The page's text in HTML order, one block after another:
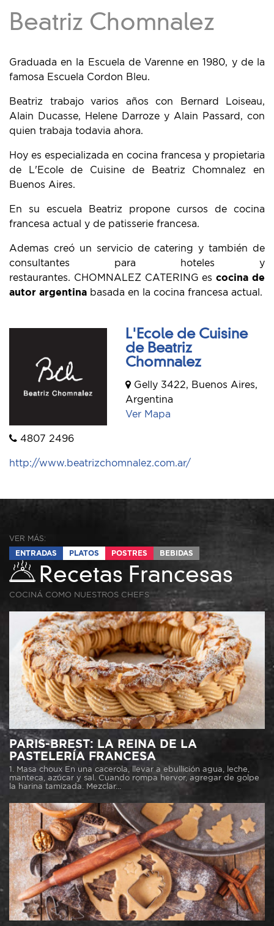
Beatriz Chomnalez
Graduada en la Escuela de Varenne en 1980, y de la
famosa Escuela Cordon Bleu.
Beatriz trabajo varios años con Bernard Loiseau,
Alain Ducasse, Helene Darroze y Alain Passard, con
quien trabaja todavia ahora.
Hoy es especializada en cocina francesa y propietaria
de L'Ecole de Cuisine de Beatriz Chomnalez en
Buenos Aires.
En su escuela Beatriz propone cursos de cocina
francesa actual y de patisserie francesa.
Ademas creó un servicio de catering y también de
consultantes para hoteles y
restaurantes. CHOMNALEZ CATERING escocina de
autor argentina basada en la cocina francesa actual.
L'Ecole de Cuisine
de Beatriz
Chomnalez
Gelly 3422, Buenos Aires,
Argentina
Ver Mapa
4807 2496
http://www.beatrizchomnalez.com.ar/
VER MÁS:
ENTRADAS
PLATOS POSTRES BEBIDAS
Recetas Francesas
COCINÁ COMO NUESTROS CHEFS
PARIS-BREST: LA REINA DE LA
PASTELERÍA FRANCESA
1. Masa choux En una cacerola, llevar a ebullición agua, leche,
manteca, azúcar y sal. Cuando rompa hervor, agregar de golpe
la harina tamizada. Mezclar...